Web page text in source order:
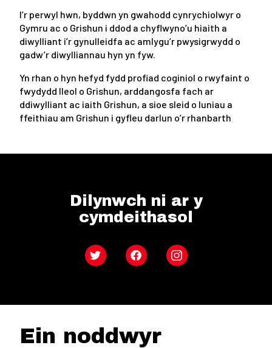
I’r perwyl hwn, byddwn yn gwahodd cynrychiolwyr o
Gymru ac o Grishun i ddod a chyflwyno’u hiaith a
diwylliant i’r gynulleidfa ac amlygu’r pwysigrwydd o
gadw’r diwylliannau hyn yn fyw.
Yn rhan o hyn hefyd fydd profiad coginiol o rwyfaint o
fwydydd lleol o Grishun, arddangosfa fach ar
ddiwylliant ac iaith Grishun, a sioe sleid o luniau a
ffeithiau am Grishun i gyfleu darlun o’r rhanbarth
Dilynwch ni ar y
cymdeithasol
Twitter FacebookInstagram
Ein noddwyr